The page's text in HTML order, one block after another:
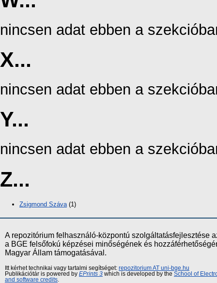
nincsen adat ebben a
X...
nincsen adat ebben a
Y...
nincsen adat ebben a
Z...
Zsigmond Száva (1)
A repozitórium felhasználó-központú szolgáltatásfejlesztése
a BGE felsőfokú képzései minőségének és
Magyar Állam támogatásával.
Itt kérhet technikai vagy tartalmi segítséget: repozitorium AT uni-bge.hu
Publikációtár is powered by EPrints 3 which is developed by the School of
and software credits